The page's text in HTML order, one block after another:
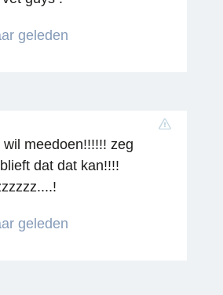
Reageren
Reageren
geleden
wil meedoen!!!!!! zeg
dat dat kan!!!!
geleden